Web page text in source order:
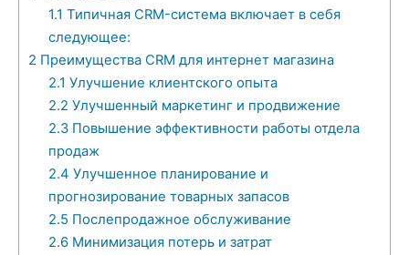
1.1 Типичная CRM-система включает в себя
следующее:
2 Преимущества CRM для интернет магазина
2.1 Улучшение клиентского опыта
2.2 Улучшенный маркетинг и продвижение
2.3 Повышение эффективности работы отдела
продаж
2.4 Улучшенное планирование и
прогнозирование товарных запасов
2.5 Послепродажное обслуживание
2.6 Минимизация потерь и затрат